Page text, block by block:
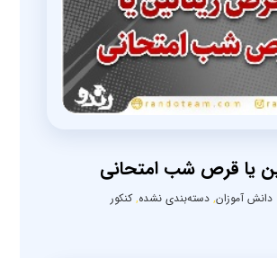
یا قرص شب امتحانی
آموزان,دسته‌بندی نشده,کنکور